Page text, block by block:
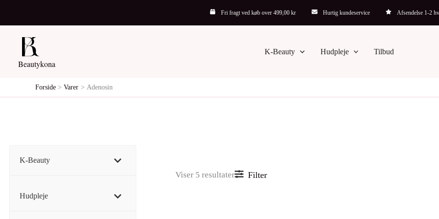
Fri fragt ved køb over 499,00 kr Hurtig kundeservice Afsendelse 1-2
Beautykona
K-Beauty Hudpleje Tilbud
Forside Varer Adenosin
K-Beauty
Hudpleje
Viser 5 resultater Filter